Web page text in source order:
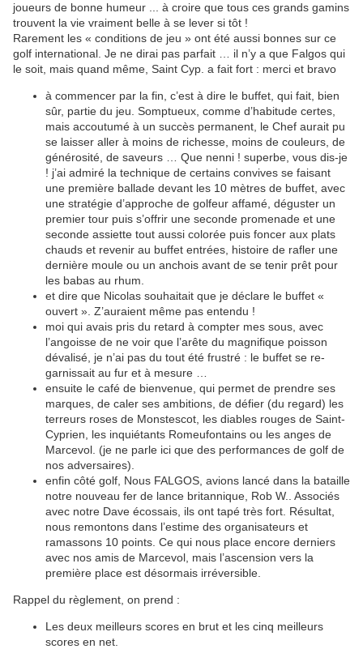
joueurs de bonne humeur ... à croire que tous ces grands gamins
trouvent la vie vraiment belle à se lever si tôt !
Rarement les « conditions de jeu » ont été aussi bonnes sur ce
golf international. Je ne dirai pas parfait … il n’y a que Falgos qui
le soit, mais quand même, Saint Cyp. a fait fort : merci et bravo
à commencer par la fin, c’est à dire le buffet, qui fait, bien
sûr, partie du jeu. Somptueux, comme d’habitude certes,
mais accoutumé à un succès permanent, le Chef aurait pu
se laisser aller à moins de richesse, moins de couleurs, de
générosité, de saveurs … Que nenni ! superbe, vous dis-je
! j’ai admiré la technique de certains convives se faisant
une première ballade devant les 10 mètres de buffet, avec
une stratégie d’approche de golfeur affamé, déguster un
premier tour puis s’offrir une seconde promenade et une
seconde assiette tout aussi colorée puis foncer aux plats
chauds et revenir au buffet entrées, histoire de rafler une
dernière moule ou un anchois avant de se tenir prêt pour
les babas au rhum.
et dire que Nicolas souhaitait que je déclare le buffet «
ouvert ». Z’auraient même pas entendu !
moi qui avais pris du retard à compter mes sous, avec
l’angoisse de ne voir que l’arête du magnifique poisson
dévalisé, je n’ai pas du tout été frustré : le buffet se re-
garnissait au fur et à mesure …
ensuite le café de bienvenue, qui permet de prendre ses
marques, de caler ses ambitions, de défier (du regard) les
terreurs roses de Monstescot, les diables rouges de Saint-
Cyprien, les inquiétants Romeufontains ou les anges de
Marcevol. (je ne parle ici que des performances de golf de
nos adversaires).
enfin côté golf, Nous FALGOS, avions lancé dans la bataille
notre nouveau fer de lance britannique, Rob W.. Associés
avec notre Dave écossais, ils ont tapé très fort. Résultat,
nous remontons dans l’estime des organisateurs et
ramassons 10 points. Ce qui nous place encore derniers
avec nos amis de Marcevol, mais l’ascension vers la
première place est désormais irréversible.
Rappel du règlement, on prend :
Les deux meilleurs scores en brut et les cinq meilleurs
scores en net.